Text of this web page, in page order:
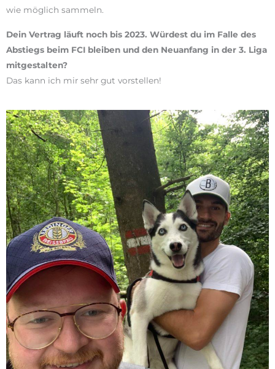
wie möglich sammeln.
Dein Vertrag läuft noch bis 2023. Würdest du im Falle des
Abstiegs beim FCI bleiben und den Neuanfang in der 3. Liga
mitgestalten?
Das kann ich mir sehr gut vorstellen!